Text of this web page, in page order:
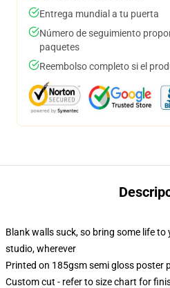
Entrega mundial a tu puerta
Número de seguimiento
paquetes
Reembolso completo si el
Blank walls suck, so bring some life
studio, wherever
Printed on 185gsm semi gloss poster
Custom cut - refer to size chart for